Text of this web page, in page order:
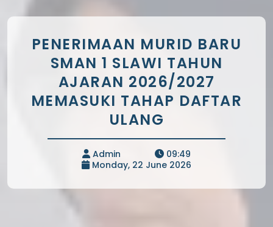
PENERIMAAN MURID BARU
SMAN 1 SLAWI TAHUN
AJARAN 2026/2027
MEMASUKI TAHAP DAFTAR
ULANG
Admin
09:49
Monday, 22 June 2026